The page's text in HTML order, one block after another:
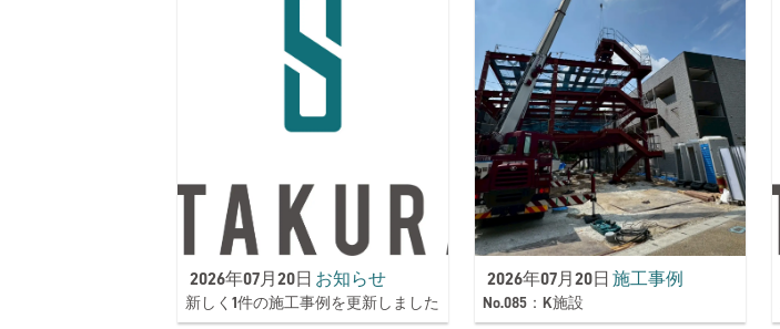
2026年07月20日 お知らせ
新しく1件の施工事例を更新しました
2026年07月20日 施工事例
No.085：K施設